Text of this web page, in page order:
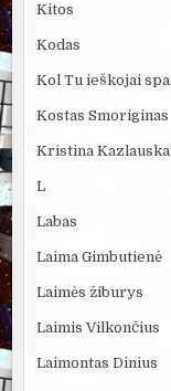
Kitos
Kodas
Kol Tu ieškojai
Kostas Smoriginas
Kristina
L
Labas
Laima Gimbutienė
Laimės žiburys
Laimis Vilkončius
Laimontas Dinius